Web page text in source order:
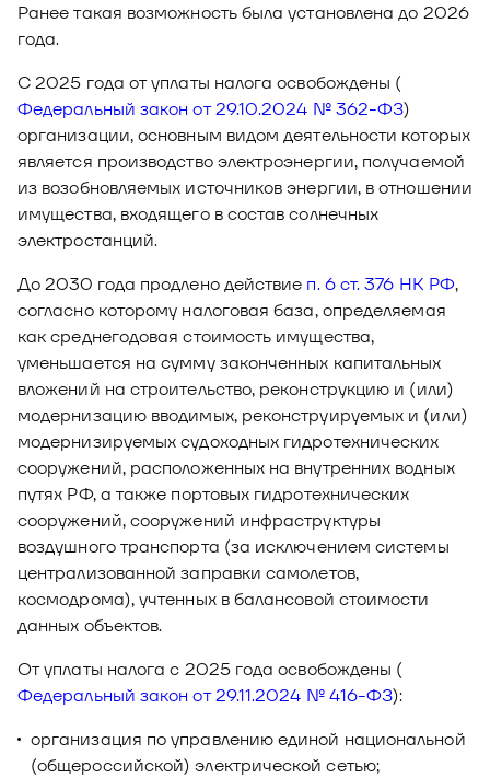
Ранее такая возможность была установлена до 2026
года.
С 2025 года от уплаты налога освобождены (
Федеральный закон от 29.10.2024 № 362-ФЗ)
организации, основным видом деятельности которых
является производство электроэнергии, получаемой
из возобновляемых источников энергии, в отношении
имущества, входящего в состав солнечных
электростанций.
До 2030 года продлено действие п. 6 ст. 376 НК РФ,
согласно которому налоговая база, определяемая
как среднегодовая стоимость имущества,
уменьшается на сумму законченных капитальных
вложений на строительство, реконструкцию и (или)
модернизацию вводимых, реконструируемых и (или)
модернизируемых судоходных гидротехнических
сооружений, расположенных на внутренних водных
путях РФ, а также портовых гидротехнических
сооружений, сооружений инфраструктуры
воздушного транспорта (за исключением системы
централизованной заправки самолетов,
космодрома), учтенных в балансовой стоимости
данных объектов.
От уплаты налога с 2025 года освобождены (
Федеральный закон от 29.11.2024 № 416-ФЗ):
организация по управлению единой национальной
(общероссийской) электрической сетью;